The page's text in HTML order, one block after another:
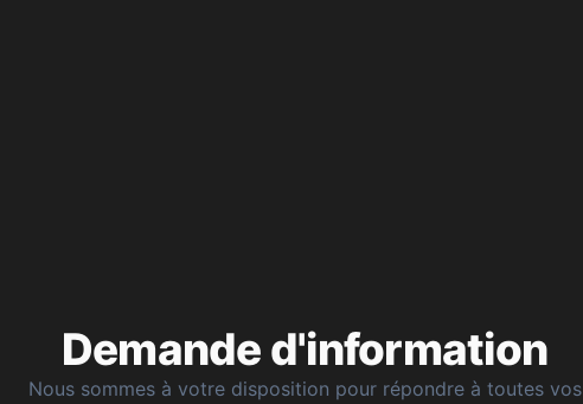
Demande d'information
Nous sommes à votre disposition pour répondre à toutes vos